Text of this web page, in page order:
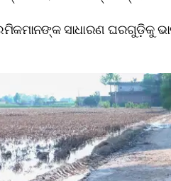
ସାଧାରଣ ଘରଗୁଡ଼ିକୁ